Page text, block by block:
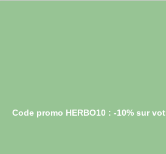
Code promo HERBO10 : -10% sur